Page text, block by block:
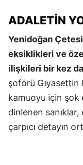
ADALETIN
Yenidoğan
eksiklikleri ve
ilişkileri bir kez
şoförü Gıyasettin
kamuoyu için şok
dinlenen
çarpıcı detayın